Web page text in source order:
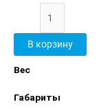
В корзину
Вес
Габариты